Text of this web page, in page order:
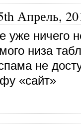
Апрель,
уже ничего
низа
не
«сайт»